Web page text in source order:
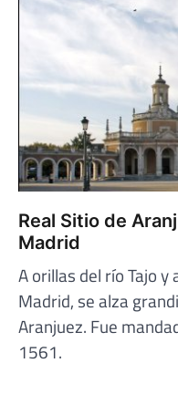
Real Sitio de
Madrid
A orillas del río Tajo
Madrid, se alza
Aranjuez. Fue
1561.